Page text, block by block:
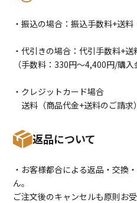
・振込の場合：振込手数料+送料
・代引きの場合：代引手数料+送
（手数料：330円〜4,400円/購入
・クレジットカード場合
送料（商品代金+送料のご請求）
返品について
・お客様都合による返品・交換
ん。
ご注文後のキャンセルも原則お